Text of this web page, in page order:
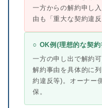
一方からの解約申し
由も「重大な契約違反
○ OK例(理想的な契約
一方の申し出で解約
解約事由を具体的に
約違反等)。オーナー
保。